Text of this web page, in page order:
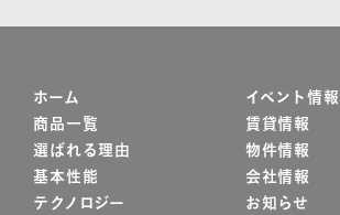
ホーム
商品一覧
選ばれる理由
基本性能
テクノロジー
イベント情報
賃貸情報
物件情報
会社情報
お知らせ